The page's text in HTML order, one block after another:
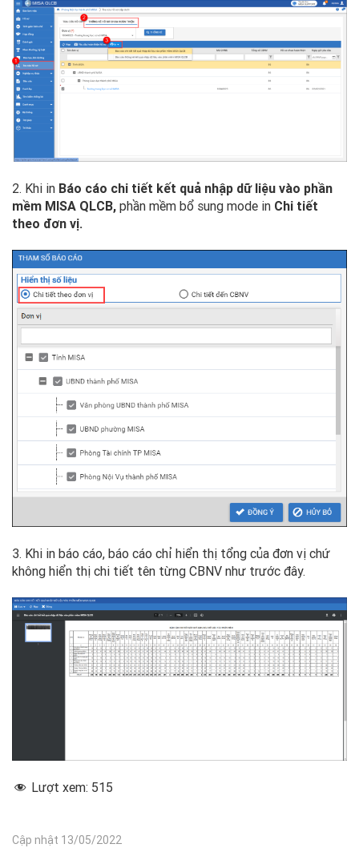
2. Khi in Báo cáo chi tiết kết quả nhập dữ liệu vào phần
mềm MISA QLCB, phần mềm bổ sung mode in Chi tiết
theo đơn vị.
3. Khi in báo cáo, báo cáo chỉ hiển thị tổng của đơn vị chứ
không hiển thị chi tiết tên từng CBNV như trước đây.
Lượt xem: 515
Cập nhật 13/05/2022